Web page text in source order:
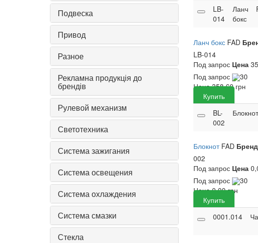
Подвеска
Привод
Разное
Рекламна продукція до
брендів
Рулевой механизм
Светотехника
Система зажигания
Система освещения
Система охлаждения
Система смазки
Стекла
LB-
014
Ланч
бокс
Ланч бокс FAD
LB-014
Под запрос Цена
Под запрос
30
Цена 358,60грн
Купить
BL-
002
Блокнот
Блокнот FAD Бренд
002
Под запрос Цена
Под запрос
30
Цена 0,00грн
Купить
0001.014